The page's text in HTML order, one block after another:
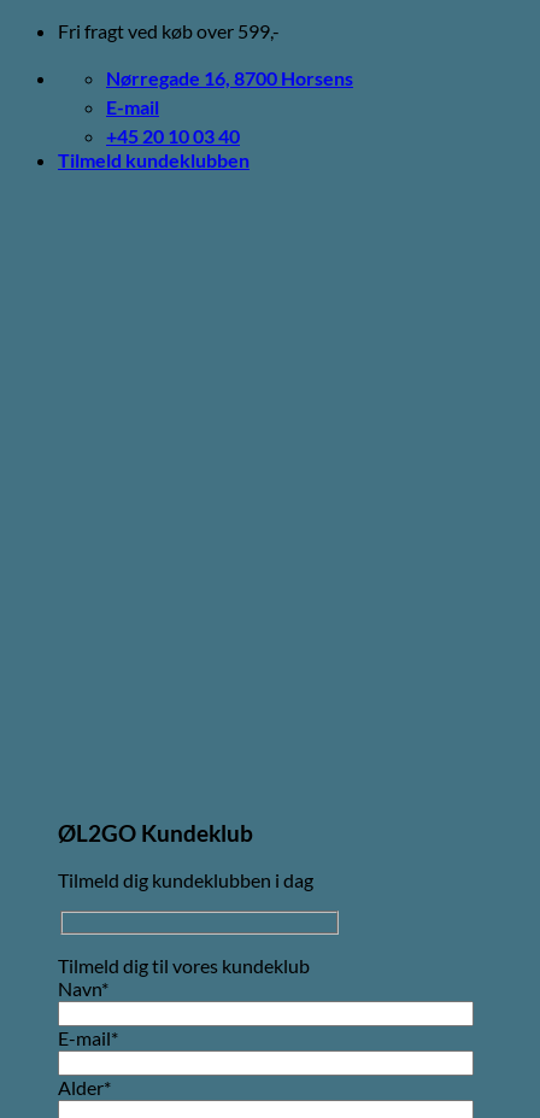
Fortsæt
indhold
Fri fragt ved køb over 599,-
Nørregade 16, 8700 Horsens
E-mail
+45 20 10 03 40
Tilmeld kundeklubben
ØL2GO Kundeklub
Tilmeld dig kundeklubben i dag
Tilmeld dig til vores kundeklub
Navn*
E-mail*
Alder*